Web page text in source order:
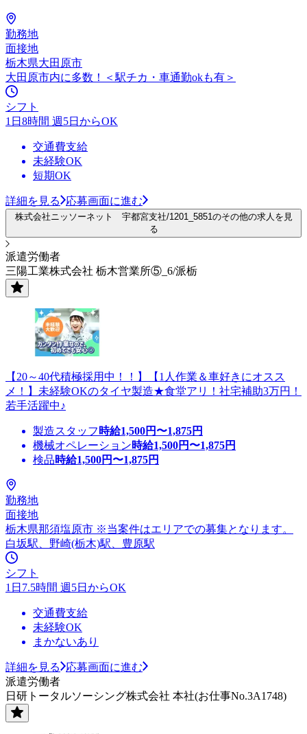
勤務地
面接地
栃木県大田原市
大田原市内に多数！＜駅チカ・車通勤okも有＞
シフト
1日8時間 週5日からOK
交通費支給
未経験OK
短期OK
詳細を見る 応募画面に進む
株式会社ニッソーネット 宇都宮支社/1201_5851のその他の求人を見
る
派遣労働者
三陽工業株式会社 栃木営業所⑤_6/派栃
【20～40代積極採用中！！】【1人作業＆車好きにオスス
メ！】未経験OKのタイヤ製造★食堂アリ！社宅補助3万円！
若手活躍中♪
製造スタッフ 時給1,500円〜1,875円
機械オペレーション時給1,500円〜1,875円
検品時給1,500円〜1,875円
勤務地
面接地
栃木県那須塩原市 ※当案件はエリアでの募集となります。
白坂駅、野崎(栃木)駅、豊原駅
シフト
1日7.5時間 週5日からOK
交通費支給
未経験OK
まかないあり
詳細を見る
応募画面に進む
派遣労働者
日研トータルソーシング株式会社 本社(お仕事No.3A1748)